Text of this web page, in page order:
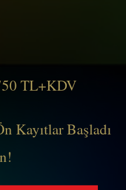
TL+KDV
Kayıtlar Başladı